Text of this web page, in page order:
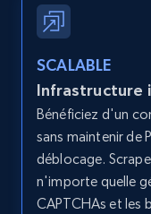
Youtube -
by Explore
URL, Title,
Video length,
8.1K+
SCALABLE
Infrastructure
Bénéficiez d'un
sans maintenir de
déblocage.
n'importe quelle
CAPTCHAs et les